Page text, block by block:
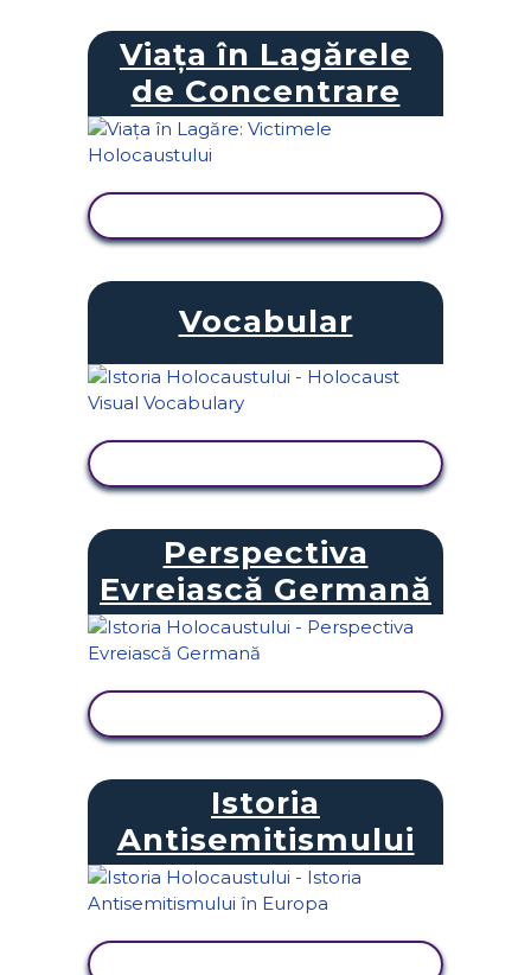
Viața în Lagărele
de Concentrare
Vocabular
Perspectiva
Evreiască Germană
Istoria
Antisemitismului